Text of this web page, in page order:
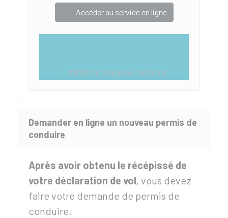
Accéder au service en ligne
Ministère chargé de l'intérieur
Demander en ligne un nouveau permis de
conduire
Après avoir obtenu le récépissé de
votre déclaration de vol, vous devez
faire votre demande de permis de
conduire.